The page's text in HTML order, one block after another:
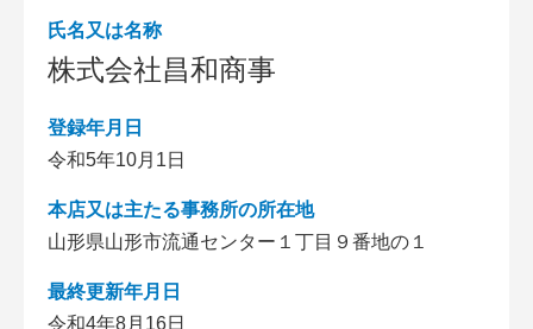
氏名又は名称
株式会社昌和商事
登録年月日
令和5年10月1日
本店又は主たる事務所の所在地
山形県山形市流通センター１丁目９番地の１
最終更新年月日
令和4年8月16日